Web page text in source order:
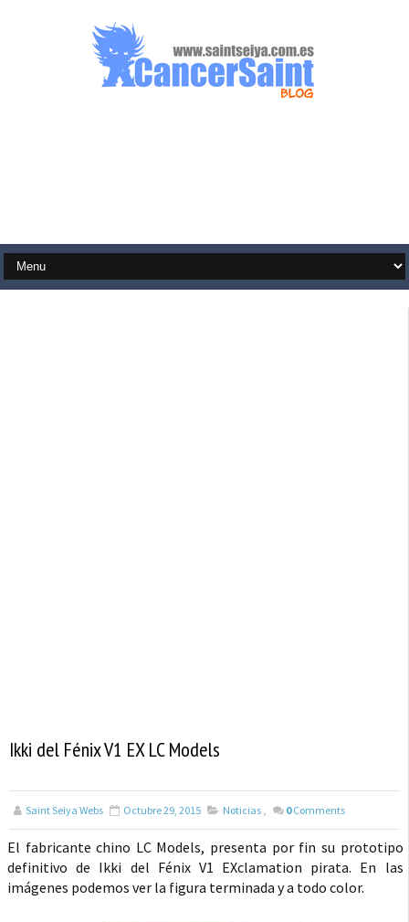
Ikki del Fénix V1 EX LC Models
Saint Seiya Webs Octubre 29, 2015 Noticias , 0 Comments
El fabricante chino LC Models, presenta por fin su prototipo
definitivo de Ikki del Fénix V1 EXclamation pirata. En las
imágenes podemos ver la figura terminada y a todo color.